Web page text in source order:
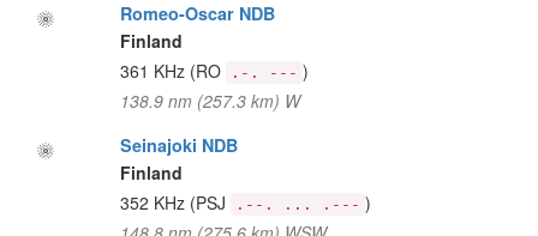
Romeo-Oscar NDB
Finland
361 KHz (RO .-. --- )
138.9 nm (257.3 km) W
Seinajoki NDB
Finland
352 KHz (PSJ .--. ... .--- )